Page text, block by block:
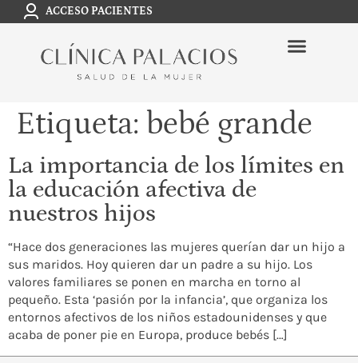
ACCESO PACIENTES
Etiqueta: bebé grande
La importancia de los límites en
la educación afectiva de
nuestros hijos
“Hace dos generaciones las mujeres querían dar un hijo a
sus maridos. Hoy quieren dar un padre a su hijo. Los
valores familiares se ponen en marcha en torno al
pequeño. Esta ‘pasión por la infancia’, que organiza los
entornos afectivos de los niños estadounidenses y que
acaba de poner pie en Europa, produce bebés […]